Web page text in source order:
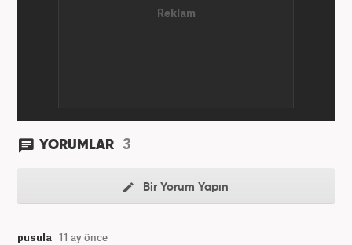
YORUMLAR 3
Bir Yorum Yapın
pusula 11 ay önce